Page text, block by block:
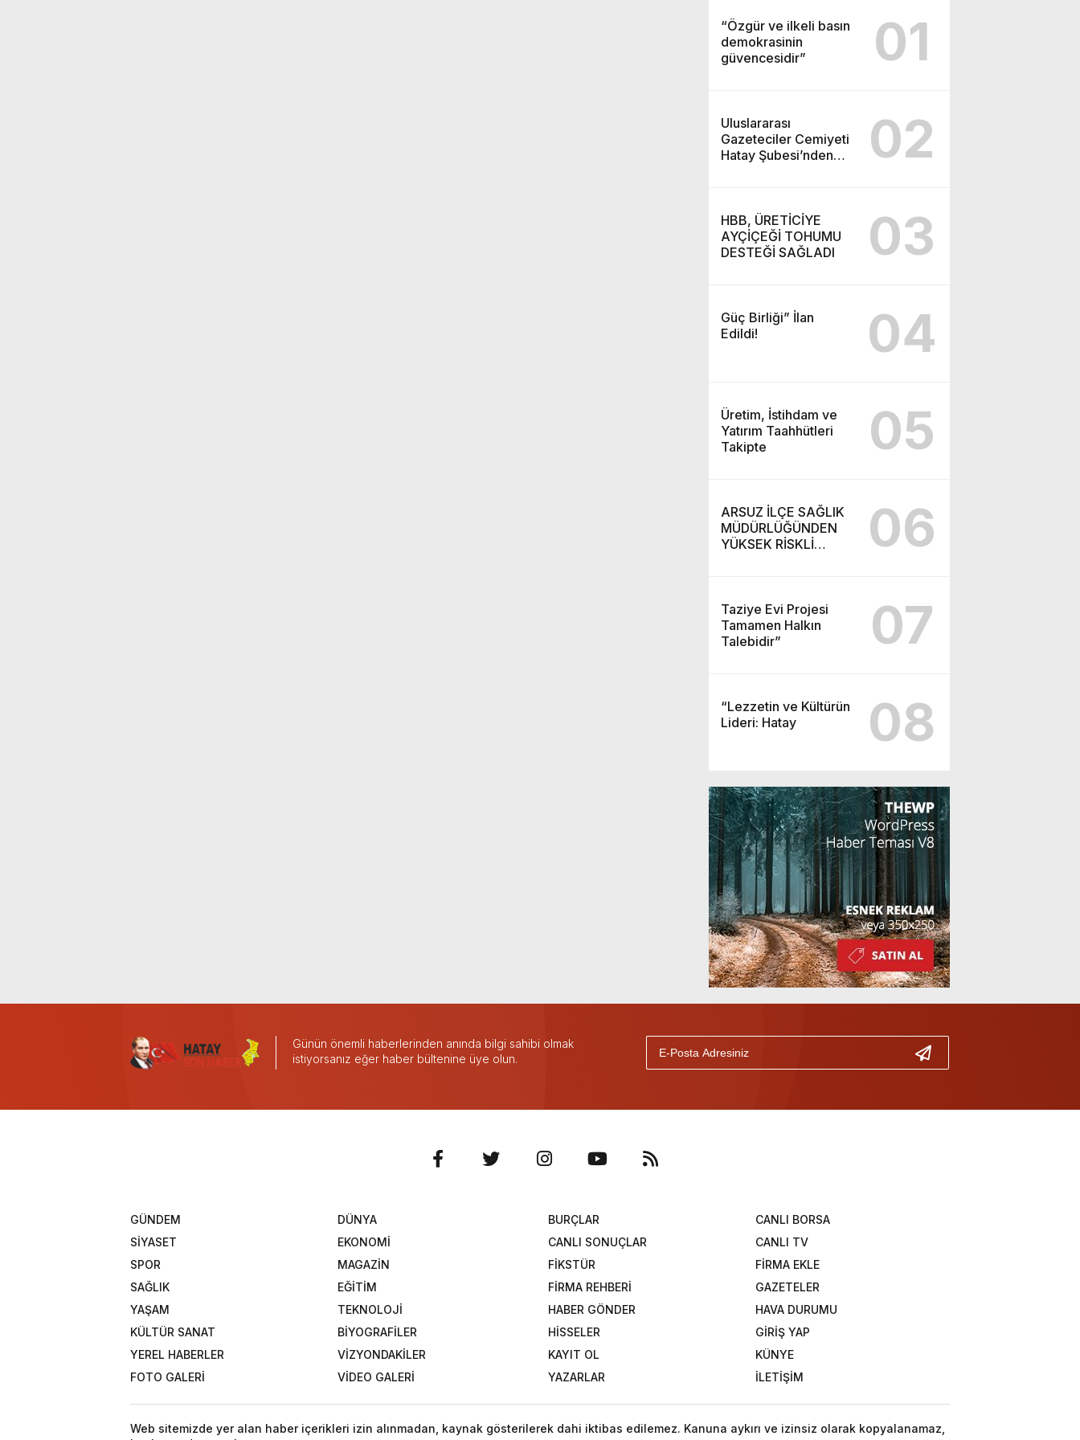
“Özgür ve ilkeli basın
demokrasinin
güvencesidir”
01
Uluslararası
Gazeteciler Cemiyeti
Hatay Şubesi’nden
02
HBB, ÜRETİCİYE
AYÇİÇEĞİ TOHUMU
DESTEĞİ SAĞLADI
03
Güç Birliği” İlan
Edildi!
04
Üretim, İstihdam ve
Yatırım Taahhütleri
Takipte
05
ARSUZ İLÇE SAĞLIK
MÜDÜRLÜĞÜNDEN
YÜKSEK RİSKLİ
06
Taziye Evi Projesi
Tamamen Halkın
Talebidir”
07
“Lezzetin ve Kültürün
Lideri: Hatay
08
Günün önemli haberlerinden anında bilgi sahibi olmak
istiyorsanız eğer haber bültenine üye olun.
GÜNDEM
DÜNYA
SİYASET
EKONOMİ
SPOR
MAGAZİN
SAĞLIK
EĞİTİM
YAŞAM
TEKNOLOJİ
KÜLTÜR SANAT
BİYOGRAFİLER
YEREL HABERLER
VİZYONDAKİLER
FOTO GALERİ
VİDEO GALERİ
BURÇLAR
CANLI BORSA
CANLI SONUÇLAR
CANLI TV
FİKSTÜR
FİRMA EKLE
FİRMA REHBERİ
GAZETELER
HABER GÖNDER
HAVA DURUMU
HİSSELER
GİRİŞ YAP
KAYIT OL
KÜNYE
YAZARLAR
İLETİŞİM
Web sitemizde yer alan haber içerikleri izin alınmadan, kaynak gösterilerek dahi iktibas edilemez. Kanuna aykırı ve izinsiz olarak kopyalanamaz,